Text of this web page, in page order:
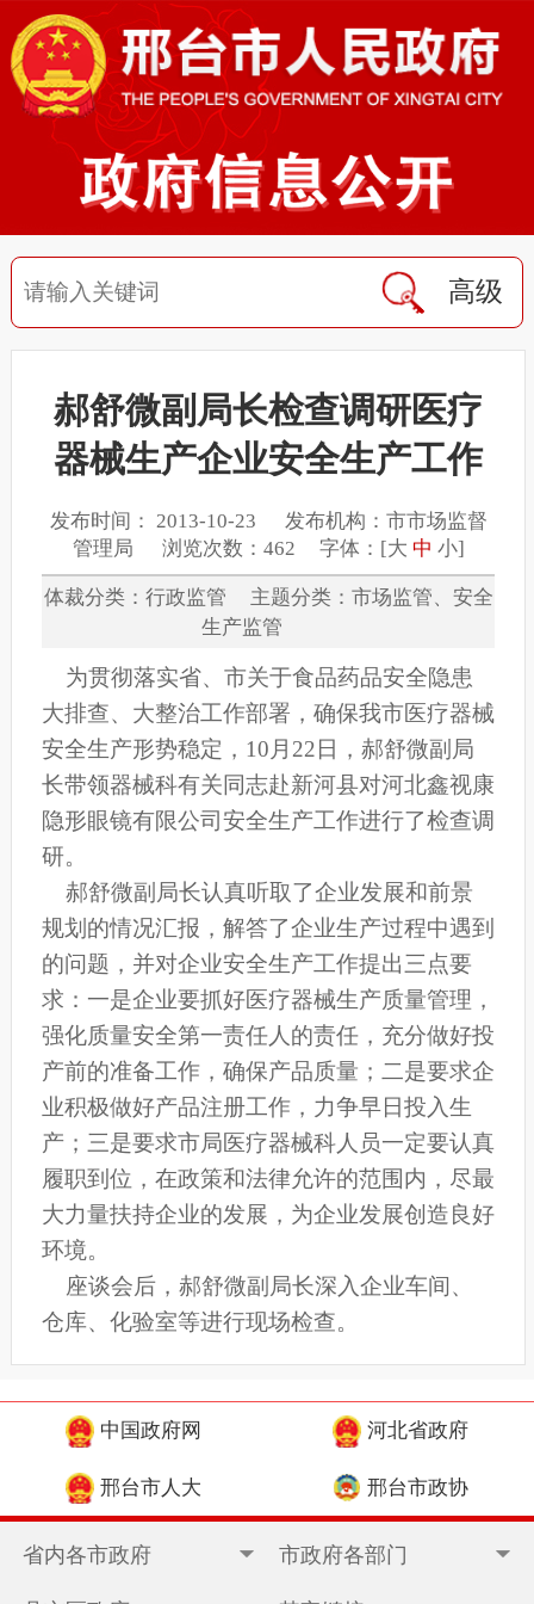
高级
郝舒微副局长检查调研医疗
器械生产企业安全生产工作
发布时间： 2013-10-23 发布机构：市市场监督
管理局 浏览次数：462 字体：[大 中 小]
体裁分类：行政监管 主题分类：市场监管、安全
生产监管
为贯彻落实省、市关于食品药品安全隐患
大排查、大整治工作部署，确保我市医疗器械
安全生产形势稳定，10月22日，郝舒微副局
长带领器械科有关同志赴新河县对河北鑫视康
隐形眼镜有限公司安全生产工作进行了检查调
研。
郝舒微副局长认真听取了企业发展和前景
规划的情况汇报，解答了企业生产过程中遇到
的问题，并对企业安全生产工作提出三点要
求：一是企业要抓好医疗器械生产质量管理，
强化质量安全第一责任人的责任，充分做好投
产前的准备工作，确保产品质量；二是要求企
业积极做好产品注册工作，力争早日投入生
产；三是要求市局医疗器械科人员一定要认真
履职到位，在政策和法律允许的范围内，尽最
大力量扶持企业的发展，为企业发展创造良好
环境。
座谈会后，郝舒微副局长深入企业车间、
仓库、化验室等进行现场检查。
中国政府网 河北省政府
邢台市人大 邢台市政协
省内各市政府 市政府各部门